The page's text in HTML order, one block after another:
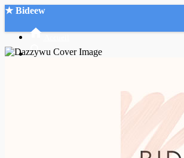
★ Bideew